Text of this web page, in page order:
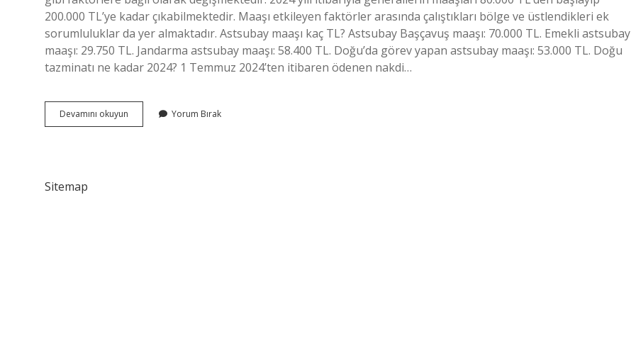
200.000 TL’ye kadar çıkabilmektedir. Maaşı etkileyen faktörler arasında çalıştıkları bölge ve üstlendikleri ek
sorumluluklar da yer almaktadır. Astsubay maaşı kaç TL? Astsubay Başçavuş maaşı: 70.000 TL. Emekli astsubay
maaşı: 29.750 TL. Jandarma astsubay maaşı: 58.400 TL. Doğu’da görev yapan astsubay maaşı: 53.000 TL. Doğu
tazminatı ne kadar 2024? 1 Temmuz 2024’ten itibaren ödenen nakdi…
Devamını okuyun Astsubaylar
Kaç
Yorum Bırak
Sitemap